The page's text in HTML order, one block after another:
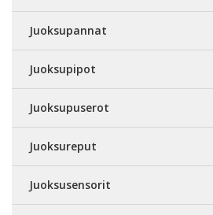
Juoksupannat
Juoksupipot
Juoksupuserot
Juoksureput
Juoksusensorit